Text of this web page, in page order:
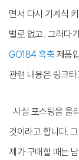
면서 다시 기계식
별로 없고.. 그러다
GO184 흑축 제품
관련 내용은 링크
사실 포스팅을 올
것이라고 합니다.
제가 구매할 때는